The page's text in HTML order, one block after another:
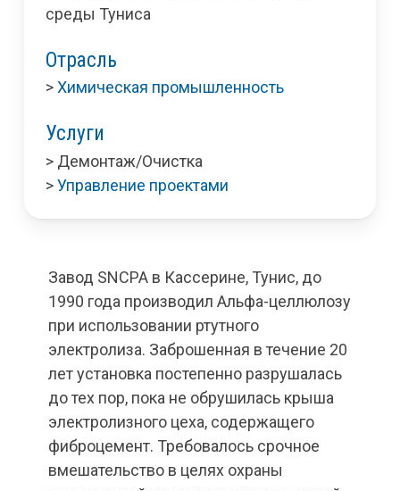
среды Туниса
Отрасль
>Химическая промышленность
Услуги
> Демонтаж/Очистка
>Управление проектами
Завод SNCPA в Кассерине, Тунис, до
1990 года производил Альфа-целлюлозу
при использовании ртутного
электролиза. Заброшенная в течение 20
лет установка постепенно разрушалась
до тех пор, пока не обрушилась крыша
электролизного цеха, содержащего
фиброцемент. Требовалось срочное
вмешательство в целях охраны